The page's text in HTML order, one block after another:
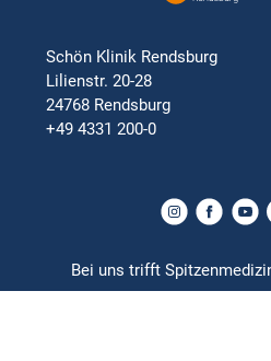
Schön Klinik Rendsburg
Lilienstr. 20-28
24768 Rendsburg
+49 4331 200-0
Bei uns trifft